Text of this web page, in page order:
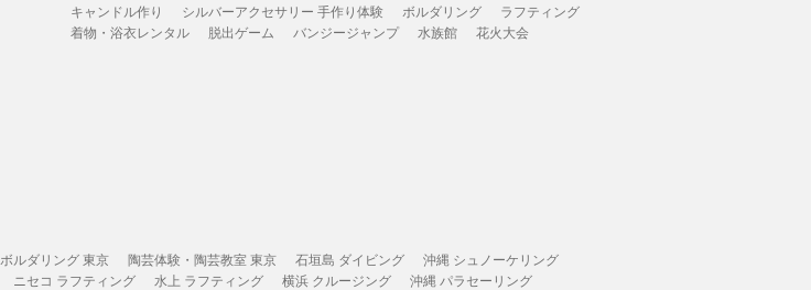
キャンドル作り
シルバーアクセサリー 手作り体験 ボルダリング
ラフティング
着物・浴衣レンタル
脱出ゲーム バンジージャンプ 水族館 花火大会
ボルダリング 東京 陶芸体験・陶芸教室 東京 石垣島 ダイビング
沖縄 シュノーケリング
ニセコ ラフティング 水上 ラフティング 横浜 クルージング
沖縄 パラセーリング